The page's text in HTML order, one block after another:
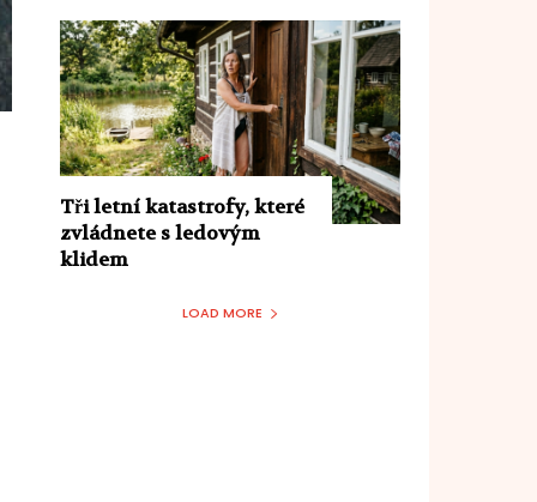
Tři letní katastrofy, které
zvládnete s ledovým
klidem
LOAD MORE